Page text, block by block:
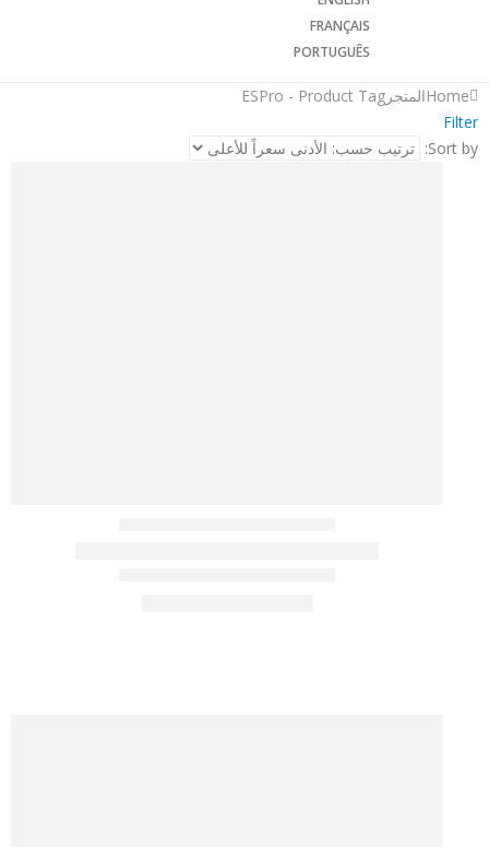
FRANÇAIS
PORTUGUÊS
Homeالمتجر Product Tag -
ESPro
Filter
Sort by: